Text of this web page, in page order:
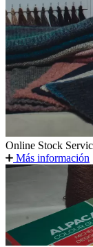
Online Stock
Más información